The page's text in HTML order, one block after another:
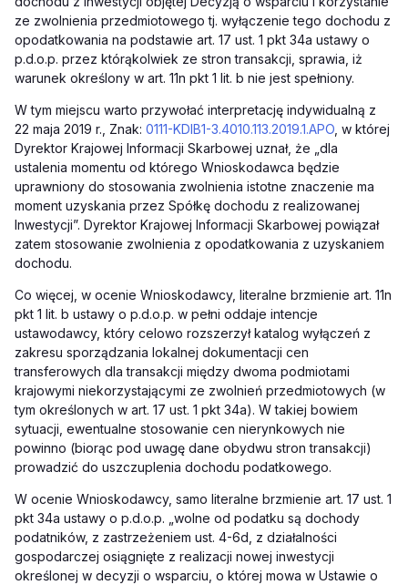
ze zwolnienia przedmiotowego tj. wyłączenie tego dochodu z
opodatkowania na podstawie art. 17 ust. 1 pkt 34a ustawy o
p.d.o.p. przez którąkolwiek ze stron transakcji, sprawia, iż
warunek określony w art. 11n pkt 1 lit. b nie jest spełniony.
W tym miejscu warto przywołać interpretację indywidualną z
22 maja 2019 r., Znak: 0111-KDIB1-3.4010.113.2019.1.APO , w której
Dyrektor Krajowej Informacji Skarbowej uznał, że „dla
ustalenia momentu od którego Wnioskodawca będzie
uprawniony do stosowania zwolnienia istotne znaczenie ma
moment uzyskania przez Spółkę dochodu z realizowanej
Inwestycji”. Dyrektor Krajowej Informacji Skarbowej powiązał
zatem stosowanie zwolnienia z opodatkowania z uzyskaniem
dochodu.
Co więcej, w ocenie Wnioskodawcy, literalne brzmienie art. 11n
pkt 1 lit. b ustawy o p.d.o.p. w pełni oddaje intencje
ustawodawcy, który celowo rozszerzył katalog wyłączeń z
zakresu sporządzania lokalnej dokumentacji cen
transferowych dla transakcji między dwoma podmiotami
krajowymi niekorzystającymi ze zwolnień przedmiotowych (w
tym określonych w art. 17 ust. 1 pkt 34a). W takiej bowiem
sytuacji, ewentualne stosowanie cen nierynkowych nie
powinno (biorąc pod uwagę dane obydwu stron transakcji)
prowadzić do uszczuplenia dochodu podatkowego.
W ocenie Wnioskodawcy, samo literalne brzmienie art. 17 ust. 1
pkt 34a ustawy o p.d.o.p. „wolne od podatku są dochody
podatników, z zastrzeżeniem ust. 4-6d, z działalności
gospodarczej osiągnięte z realizacji nowej inwestycji
określonej w decyzji o wsparciu, o której mowa w Ustawie o